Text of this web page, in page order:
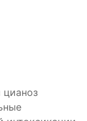
цианоз